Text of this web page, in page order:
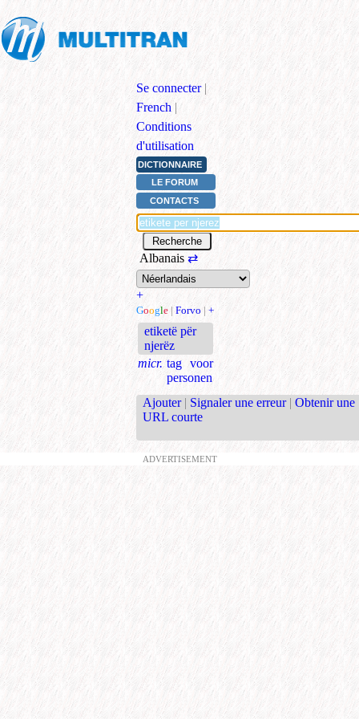
Se connecter |
French |
Conditions
d'utilisation
DICTIONNAIRE
LE FORUM
CONTACTS
Albanais ⇄
+
Google | Forvo | +
etiketë për
njerëz
micr. tag voor
personen
Ajouter | Signaler une erreur | Obtenir une
URL courte
ADVERTISEMENT